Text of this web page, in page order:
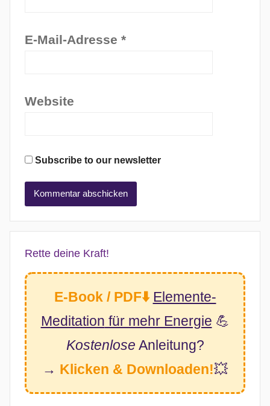
E-Mail-Adresse *
Website
Subscribe to our newsletter
Rette deine Kraft!
E-Book / PDF⬇️ Elemente-
Meditation für mehr Energie 💪
Kostenlose Anleitung?
→ Klicken & Downloaden!💥